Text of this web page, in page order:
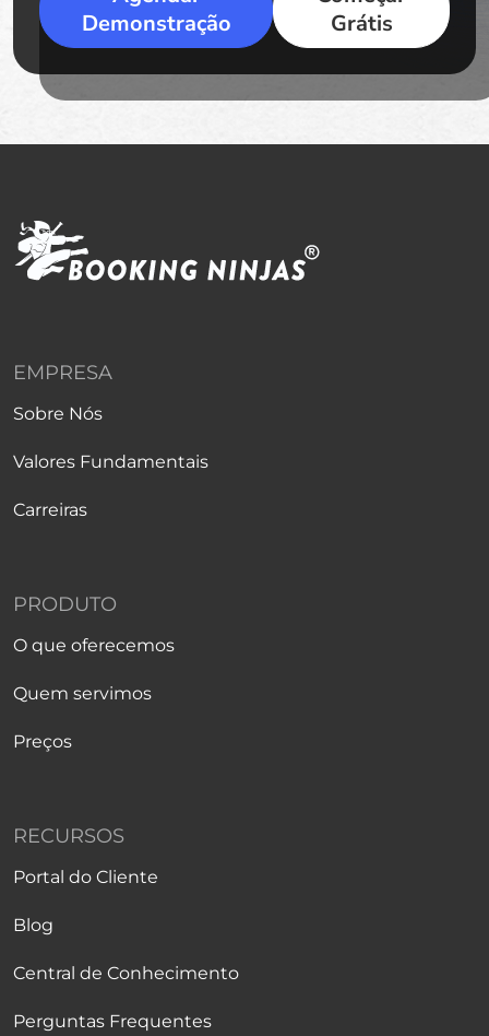
Demonstração
Grátis
EMPRESA
Sobre Nós
Valores Fundamentais
Carreiras
PRODUTO
O que oferecemos
Quem servimos
Preços
RECURSOS
Portal do Cliente
Blog
Central de Conhecimento
Perguntas Frequentes